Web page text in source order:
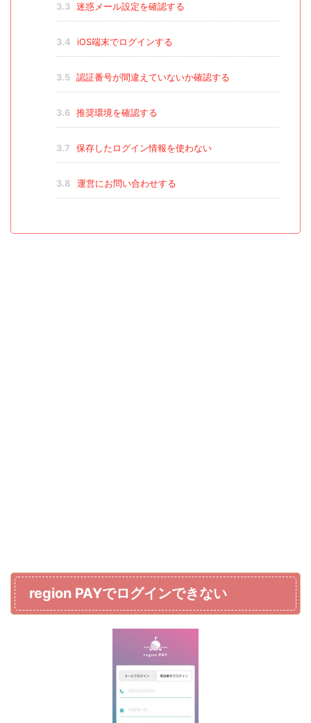
3.3 迷惑メール設定を確認する
3.4 iOS端末でログインする
3.5 認証番号が間違えていないか確認する
3.6 推奨環境を確認する
3.7 保存したログイン情報を使わない
3.8 運営にお問い合わせする
region PAYでログインできない